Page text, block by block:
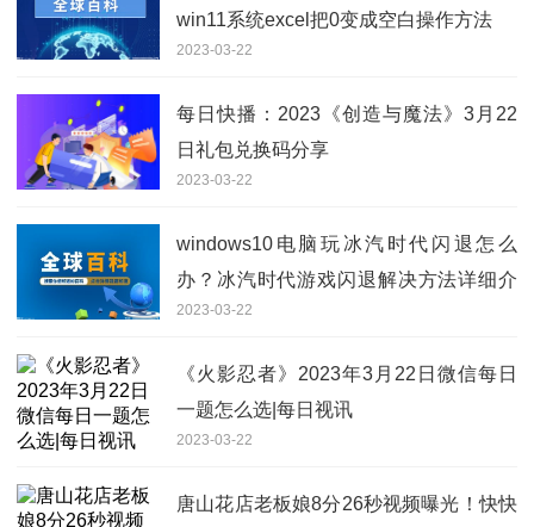
win11系统excel把0变成空白操作方法
2023-03-22
每日快播：2023《创造与魔法》3月22
日礼包兑换码分享
2023-03-22
windows10电脑玩冰汽时代闪退怎么
办？冰汽时代游戏闪退解决方法详细介
绍
2023-03-22
《火影忍者》2023年3月22日微信每日
一题怎么选|每日视讯
2023-03-22
唐山花店老板娘8分26秒视频曝光！快快